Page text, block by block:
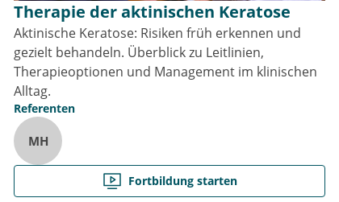
Therapie der aktinischen Keratose
Aktinische Keratose: Risiken früh erkennen und
gezielt behandeln. Überblick zu Leitlinien,
Therapieoptionen und Management im klinischen
Alltag.
Referenten
MH
Fortbildung starten